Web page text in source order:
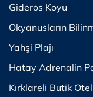
Gideros Koyu
Okyanusların
Yahşi Plajı
Hatay Adrenalin
Kırklareli Butik Otel